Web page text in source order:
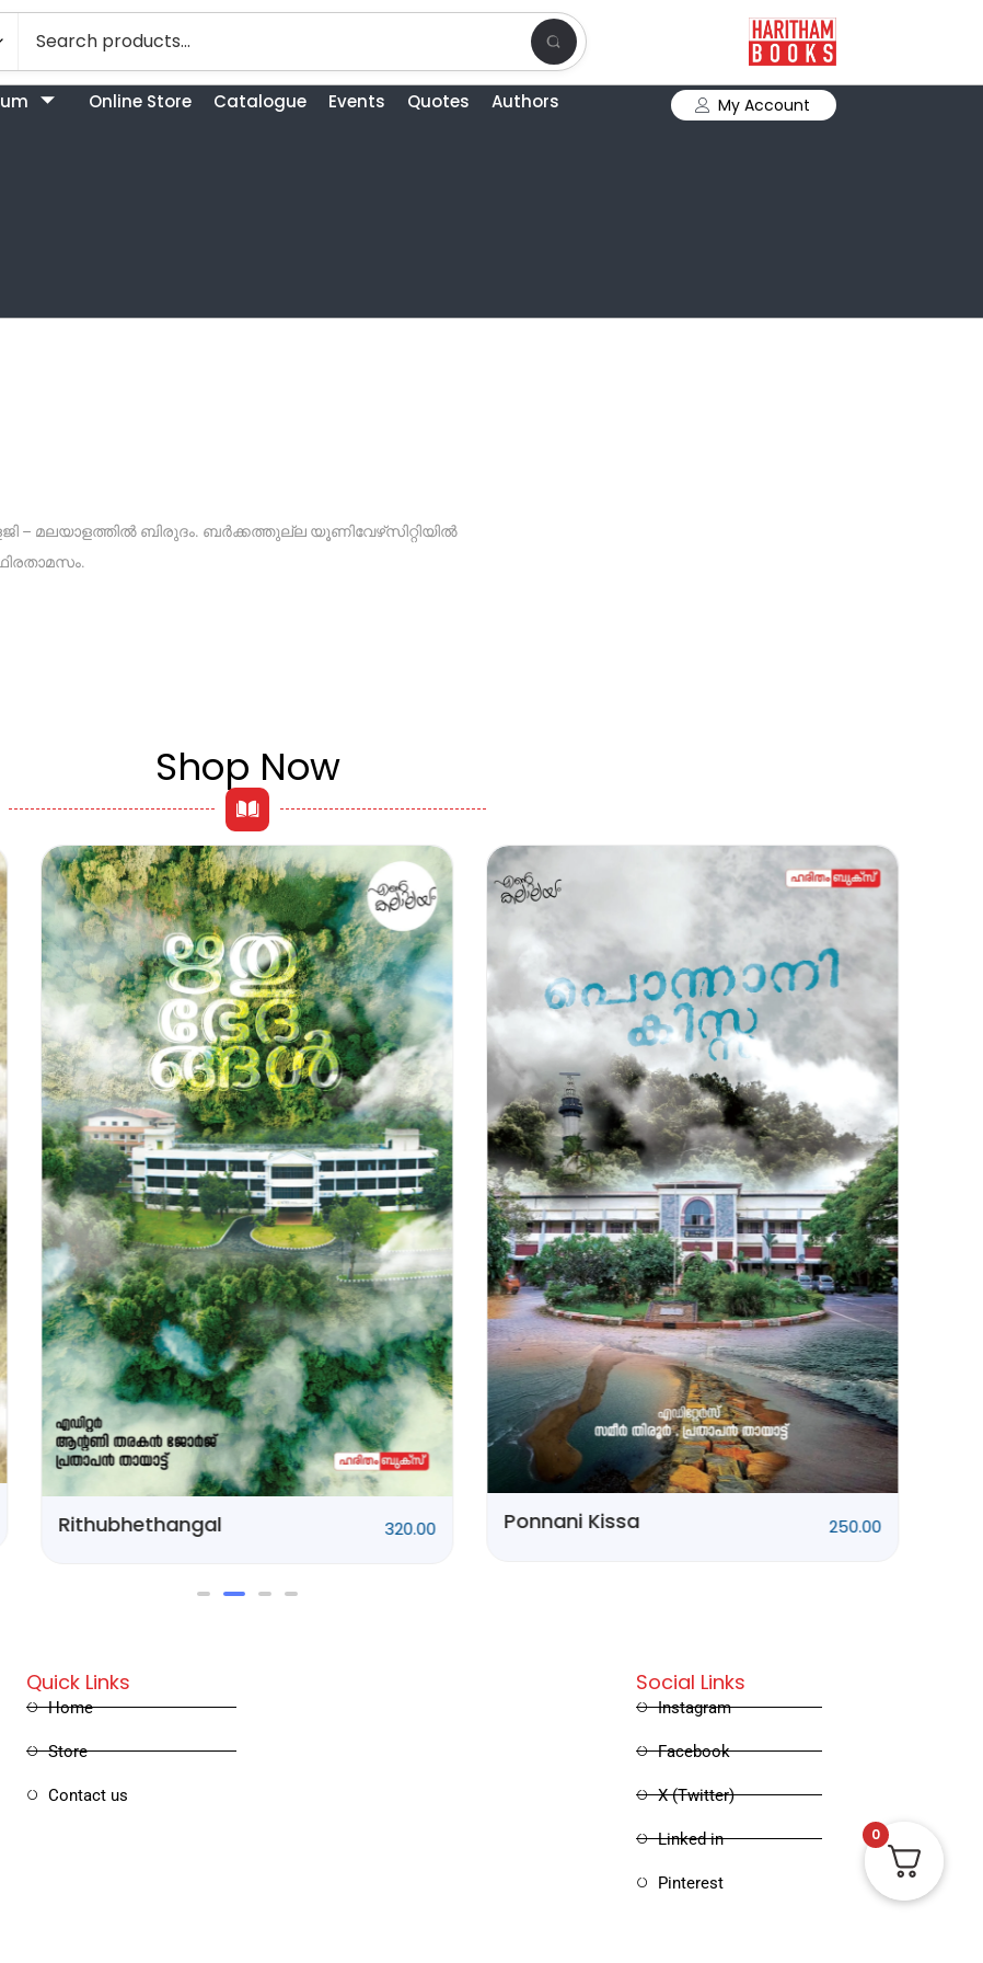
Online Store Catalogue Events Quotes
Authors
My Account
മലയാളത്തിൽ ബിരുദം. ബർക്കത്തുല്ല യൂണിവേഴ്‌സിറ്റിയിൽ
Shop Now
Ponnani Kissa 250.00
Sathrugnan:
Kathakalum
415.00
Quick Links Social Links
Instagram
Facebook
X (Twitter) 0